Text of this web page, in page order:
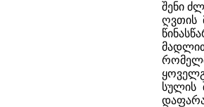
შენი
ღვთის
სულის
დაფარა